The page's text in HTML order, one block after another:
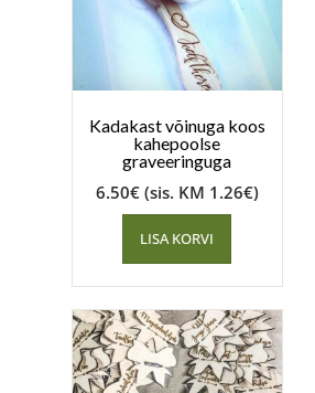
Kadakast võinuga koos
kahepoolse
graveeringuga
6.50€ (sis. KM 1.26€)
LISA KORVI